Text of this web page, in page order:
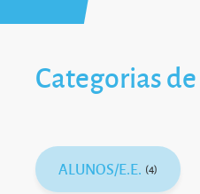
Categorias
ALUNOS/E.E. (4)